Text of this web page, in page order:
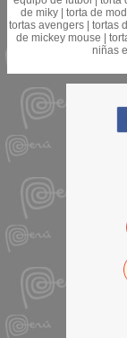
de miky | torta de
tortas avengers | tortas
de mickey mouse |
niñas